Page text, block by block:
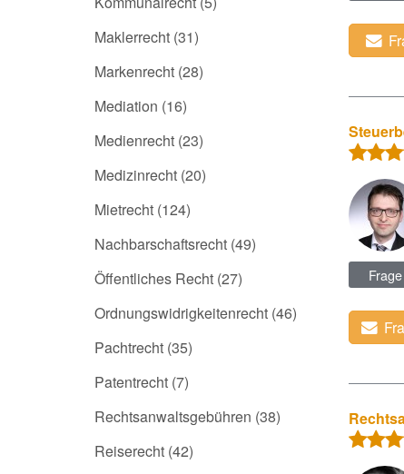
Maklerrecht (31)
Markenrecht (28)
Mediation (16)
Medienrecht (23)
Medizinrecht (20)
Mietrecht (124)
Nachbarschaftsrecht (49)
Öffentliches Recht (27)
Ordnungswidrigkeitenrecht (46)
Pachtrecht (35)
Patentrecht (7)
Rechtsanwaltsgebühren (38)
Reiserecht (42)
Frage